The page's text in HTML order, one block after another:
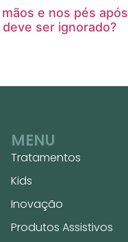
e nos pés após
ser ignorado?
MENU
Tratamentos
Kids
Inovação
Produtos Assistivos